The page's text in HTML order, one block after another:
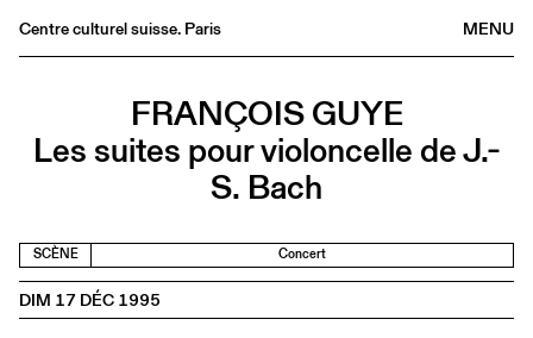
MENU
Centre culturel suisse. Paris
Buvette
Éditions
Informations
FRANÇOIS GUYE
Les suites pour violoncelle de J.-
S. Bach
SCÈNE Concert
DIM 17 DÉC 1995